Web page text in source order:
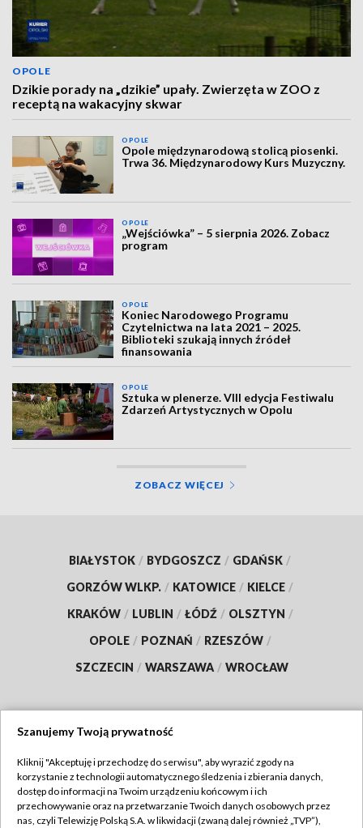
OPOLE
Dzikie porady na „dzikie” upały. Zwierzęta w ZOO z
receptą na wakacyjny skwar
OPOLE
Opole międzynarodową stolicą piosenki.
Trwa 36. Międzynarodowy Kurs Muzyczny.
OPOLE
„Wejściówka” – 5 sierpnia 2026. Zobacz
program
OPOLE
Koniec Narodowego Programu
Czytelnictwa na lata 2021 – 2025.
Biblioteki szukają innych źródeł
finansowania
OPOLE
Sztuka w plenerze. VIII edycja Festiwalu
Zdarzeń Artystycznych w Opolu
ZOBACZ WIĘCEJ
BIAŁYSTOK / BYDGOSZCZ / GDAŃSK /
GORZÓW WLKP. / KATOWICE / KIELCE /
KRAKÓW / LUBLIN / ŁÓDŹ / OLSZTYN /
OPOLE / POZNAŃ / RZESZÓW /
SZCZECIN / WARSZAWA / WROCŁAW
TVP
Abonament TVP
Regulamin TVP
Szanujemy Twoją prywatność
Kliknij "Akceptuję i przechodzę do serwisu", aby wyrazić zgody na
korzystanie z technologii automatycznego śledzenia i zbierania danych,
dostęp do informacji na Twoim urządzeniu końcowym i ich
przechowywanie oraz na przetwarzanie Twoich danych osobowych przez
nas, czyli Telewizję Polską S.A. w likwidacji (zwaną dalej również „TVP”),